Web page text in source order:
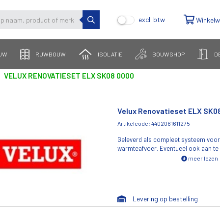
excl. btw
RUWBOUW ISOLATIE BOUWSHOP
VELUX RENOVATIESET ELX SK08 0000
Velux Renovatieset ELX
Artikelcode: 4402061611275
Geleverd als compleet systeem
warmteafvoer. Eventueel ook aan
gebouwbeheersysteem. Door de
12101-2:2003, voorzien van NCP-
ThermoTechnology™
meer lezen
Levering op bestelling